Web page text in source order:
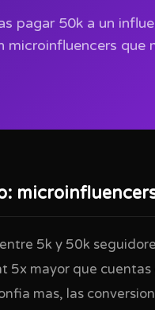
pagar 50k a un
microinfluencers que
5k y 50k
5x mayor que cuentas
mas, las